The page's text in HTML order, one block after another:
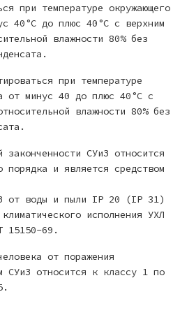
при температуре окружающего
40°С до плюс 40°С с верхним
влажности 80% без
при температуре
от минус 40 до плюс 40°С с
влажности 80% без
законченности СУиЗ относится
порядка и является средством
от воды и пыли IP 20 (IP 31)
исполнения УХЛ
15150-69.
от поражения
СУиЗ относится к классу 1 по